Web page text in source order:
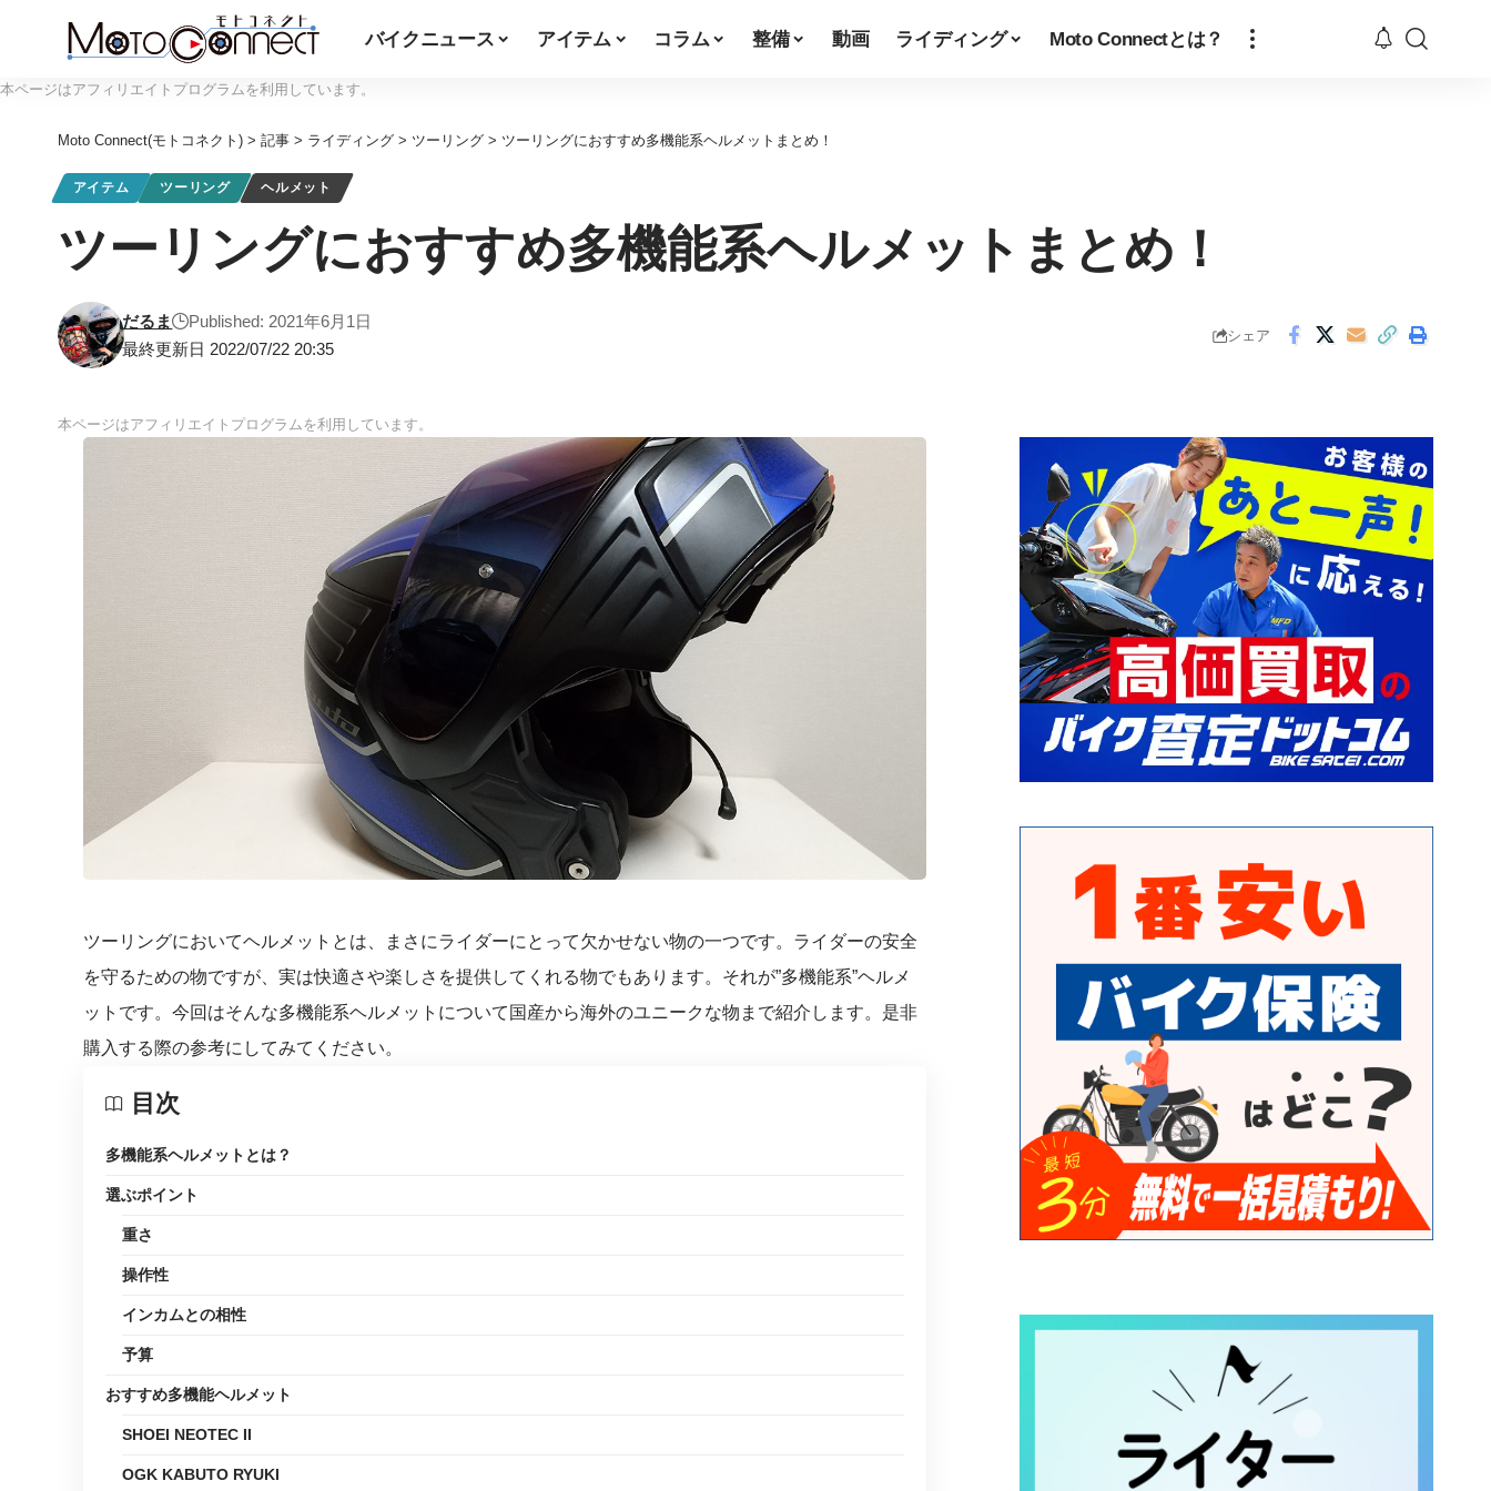
バイクニュース アイテム コラム 整備 動画 ライディング Moto Connectとは？
本ページはアフィリエイトプログラムを利用しています。
Moto Connect(モトコネクト) > 記事 > ライディング > ツーリング > ツーリングにおすすめ多機能系ヘルメットまとめ！
アイテム ツーリング ヘルメット
ツーリングにおすすめ多機能系ヘルメットまとめ！
最終更新日 2022/07/22 20:35
だるま Published: 2021年6月1日
シェア
本ページはアフィリエイトプログラムを利用しています。
ツーリングにおいてヘルメットとは、まさにライダーにとって欠かせない物の一つです。ライダーの安全
を守るための物ですが、実は快適さや楽しさを提供してくれる物でもあります。それが”多機能系”ヘルメ
ットです。今回はそんな多機能系ヘルメットについて国産から海外のユニークな物まで紹介します。是非
購入する際の参考にしてみてください。
目次
多機能系ヘルメットとは？
選ぶポイント
重さ
操作性
インカムとの相性
予算
おすすめ多機能ヘルメット
SHOEI NEOTEC II
OGK KABUTO RYUKI